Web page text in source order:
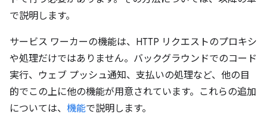
で説明します。
サービス ワーカーの機能は、HTTP リクエストのプロキシ
や処理だけではありません。バックグラウンドでのコード
実行、ウェブ プッシュ通知、支払いの処理など、他の目
的でこの上に他の機能が用意されています。これらの追加
については、 機能で説明します。